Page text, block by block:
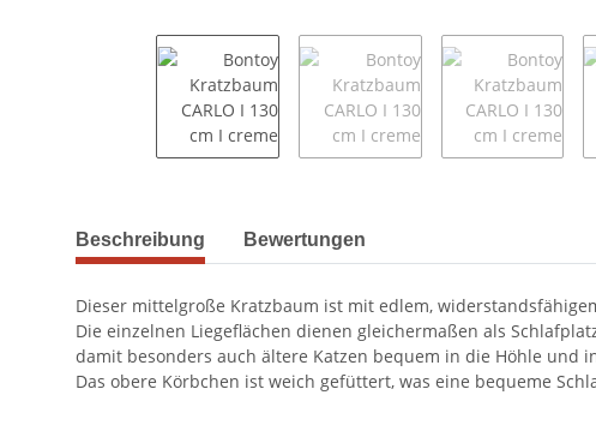
weitere Registerkarten anzeigen
Beschreibung Bewertungen
Dieser mittelgroße Kratzbaum ist mit edlem,
Die einzelnen Liegeflächen dienen gleichermaßen als
damit besonders auch ältere Katzen bequem in die Höhle und
Das obere Körbchen ist weich gefüttert, was eine bequeme